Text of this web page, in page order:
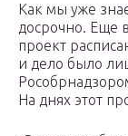
Как мы уже
досрочно. Еще
проект
и дело было
На днях этот